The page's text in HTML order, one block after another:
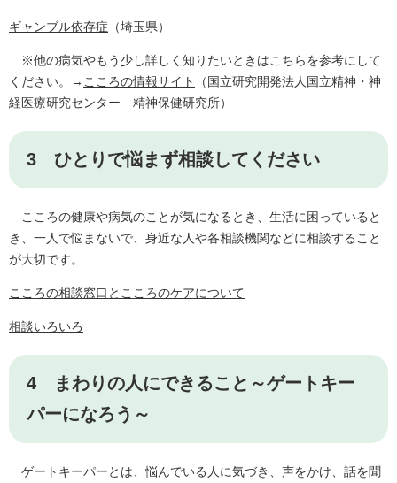
ギャンブル依存症 （埼玉県）
※他の病気やもう少し詳しく知りたいときはこちらを参考にして
ください。→ こころの情報サイト
（国立研究開発法人国立精神・神
経医療研究センター 精神保健研究所）
3 ひとりで悩まず相談してください
こころの健康や病気のことが気になるとき、生活に困っていると
き、一人で悩まないで、身近な人や各相談機関などに相談すること
が大切です。
こころの相談窓口とこころのケアについて
相談いろいろ
4 まわりの人にできること～ゲートキー
パーになろう～
ゲートキーパーとは、悩んでいる人に気づき、声をかけ、話を聞